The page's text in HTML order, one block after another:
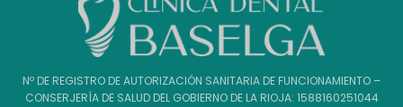
Nº DE REGISTRO DE AUTORIZACIÓN SANITARIA DE FUNCIONAMIENTO –
CONSERJERÍA DE SALUD DEL GOBIERNO DE LA RIOJA: 1588160251044